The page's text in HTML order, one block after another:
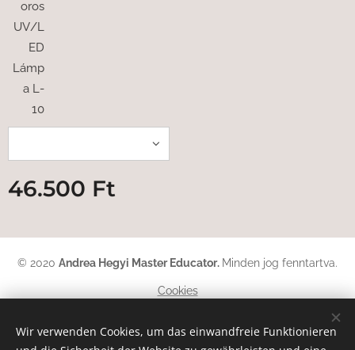
oros
UV/L
ED
Lámp
a L-
10
46.500 Ft
© 2020 Andrea Hegyi Master Educator. Minden jog fenntartva.
Cookies
Sprachen
Wir verwenden Cookies, um das einwandfreie Funktionieren